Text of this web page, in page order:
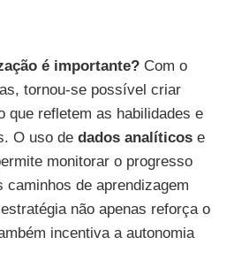
é importante? Com o
tornou-se possível criar
que refletem as habilidades e
O uso de dados analíticos e
monitorar o progresso
caminhos de aprendizagem
não apenas reforça o
incentiva a autonomia